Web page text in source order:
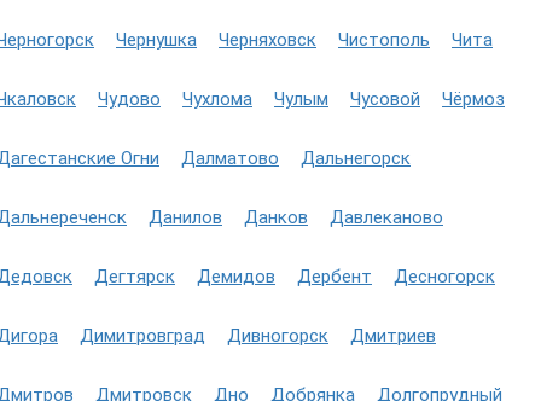
Чернушка Черняховск Чистополь Чита
Чудово Чухлома Чулым Чусовой Чёрмоз
Огни Далматово Дальнегорск
Данилов Данков Давлеканово
Дегтярск Демидов Дербент Десногорск
Димитровград Дивногорск Дмитриев
Дмитровск Дно Добрянка Долгопрудный